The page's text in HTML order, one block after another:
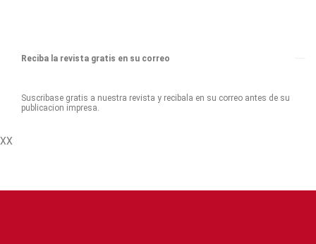
Reciba la revista gratis en su correo
Suscribase gratis a nuestra revista y recibala en su correo antes de su
publicacion impresa.
XX